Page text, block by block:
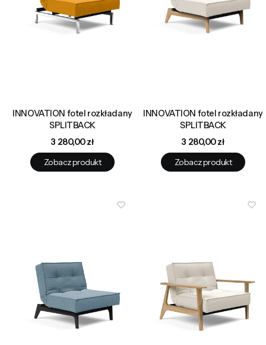
INNOVATION fotel rozkładany
SPLITBACK
Cena
3 280,00 zł
Zobacz produkt
INNOVATION fotel rozkładany
SPLITBACK
Cena
3 280,00 zł
Zobacz produkt